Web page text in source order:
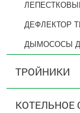
ДЕФЛЕКТОР
ДЫМОСОСЫ Д-
ТРОЙНИКИ
КОТЕЛЬНОЕ